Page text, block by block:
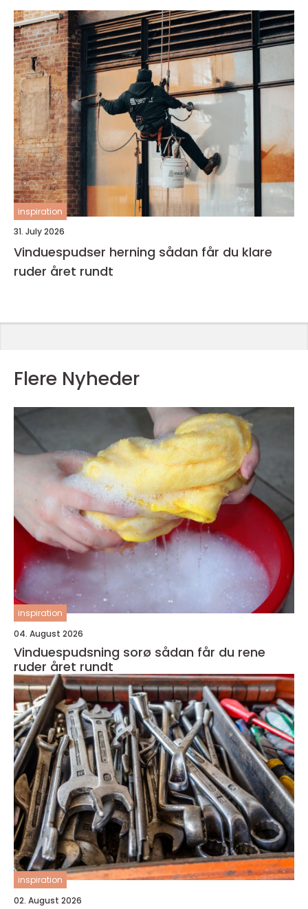
inspiration
31. July 2026
Vinduespudser herning sådan får du klare
ruder året rundt
Flere Nyheder
inspiration
04. August 2026
Vinduespudsning sorø sådan får du rene
ruder året rundt
inspiration
02. August 2026